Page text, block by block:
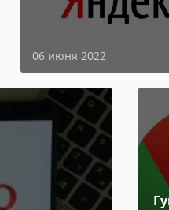
06 июня 2022